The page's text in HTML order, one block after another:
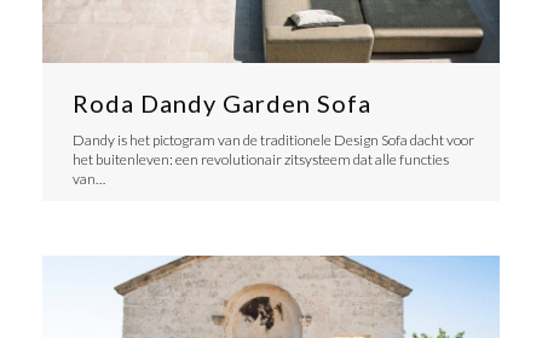
Roda Dandy Garden Sofa
Dandy is het pictogram van de traditionele Design Sofa dacht voor
het buitenleven: een revolutionair zitsysteem dat alle functies
van…